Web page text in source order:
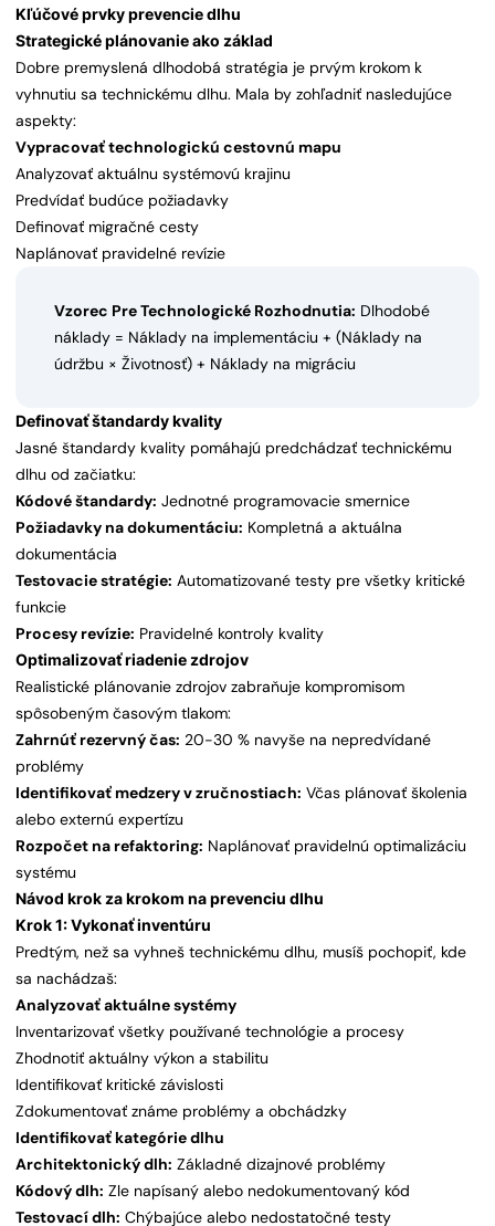
Kľúčové prvky prevencie dlhu
Strategické plánovanie ako základ
Dobre premyslená dlhodobá stratégia je prvým krokom k
vyhnutiu sa technickému dlhu. Mala by zohľadniť nasledujúce
aspekty:
Vypracovať technologickú cestovnú mapu
Analyzovať aktuálnu systémovú krajinu
Predvídať budúce požiadavky
Definovať migračné cesty
Naplánovať pravidelné revízie
Vzorec Pre Technologické Rozhodnutia: Dlhodobé
náklady = Náklady na implementáciu + (Náklady na
údržbu × Životnosť) + Náklady na migráciu
Definovať štandardy kvality
Jasné štandardy kvality pomáhajú predchádzať technickému
dlhu od začiatku:
Kódové štandardy: Jednotné programovacie smernice
Požiadavky na dokumentáciu: Kompletná a aktuálna
dokumentácia
Testovacie stratégie: Automatizované testy pre všetky kritické
funkcie
Procesy revízie: Pravidelné kontroly kvality
Optimalizovať riadenie zdrojov
Realistické plánovanie zdrojov zabraňuje kompromisom
spôsobeným časovým tlakom:
Zahrnúť rezervný čas: 20-30 % navyše na nepredvídané
problémy
Identifikovať medzery v zručnostiach: Včas plánovať školenia
alebo externú expertízu
Rozpočet na refaktoring: Naplánovať pravidelnú optimalizáciu
systému
Návod krok za krokom na prevenciu dlhu
Krok 1: Vykonať inventúru
Predtým, než sa vyhneš technickému dlhu, musíš pochopiť, kde
sa nachádzaš:
Analyzovať aktuálne systémy
Inventarizovať všetky používané technológie a procesy
Zhodnotiť aktuálny výkon a stabilitu
Identifikovať kritické závislosti
Zdokumentovať známe problémy a obchádzky
Identifikovať kategórie dlhu
Architektonický dlh: Základné dizajnové problémy
Kódový dlh: Zle napísaný alebo nedokumentovaný kód
Testovací dlh: Chýbajúce alebo nedostatočné testy